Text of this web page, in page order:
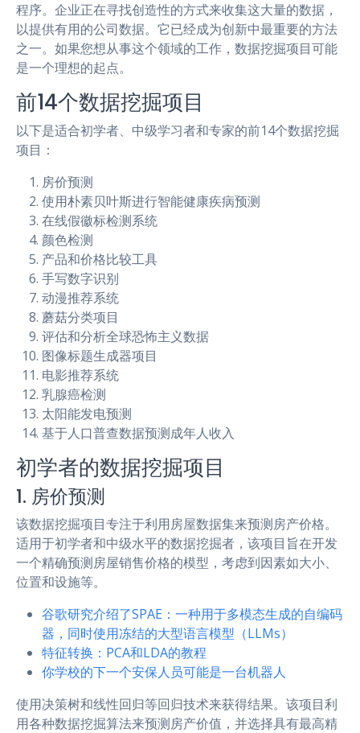
程序。企业正在寻找创造性的方式来收集这大量的数据，
以提供有用的公司数据。它已经成为创新中最重要的方法
之一。如果您想从事这个领域的工作，数据挖掘项目可能
是一个理想的起点。
前14个数据挖掘项目
以下是适合初学者、中级学习者和专家的前14个数据挖掘
项目：
房价预测
使用朴素贝叶斯进行智能健康疾病预测
在线假徽标检测系统
颜色检测
产品和价格比较工具
手写数字识别
动漫推荐系统
蘑菇分类项目
评估和分析全球恐怖主义数据
图像标题生成器项目
电影推荐系统
乳腺癌检测
太阳能发电预测
基于人口普查数据预测成年人收入
初学者的数据挖掘项目
1. 房价预测
该数据挖掘项目专注于利用房屋数据集来预测房产价格。
适用于初学者和中级水平的数据挖掘者，该项目旨在开发
一个精确预测房屋销售价格的模型，考虑到因素如大小、
位置和设施等。
谷歌研究介绍了SPAE：一种用于多模态生成的自编码
器，同时使用冻结的大型语言模型（LLMs）
特征转换：PCA和LDA的教程
你学校的下一个安保人员可能是一台机器人
使用决策树和线性回归等回归技术来获得结果。该项目利
用各种数据挖掘算法来预测房产价值，并选择具有最高精